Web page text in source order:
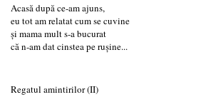
Acasă după ce-am ajuns,
eu tot am relatat cum se cuvine
și mama mult s-a bucurat
că n-am dat cinstea pe rușine...
Regatul amintirilor (II)